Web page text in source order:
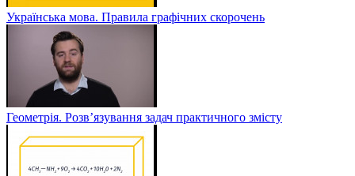
Українська мова. Правила графічних скорочень
Геометрія. Розв’язування задач практичного змісту